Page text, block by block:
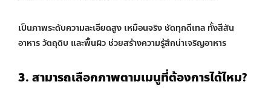
เป็นภาพระดับความละเอียดสูง เหมือนจริง ชัดทุกดีเทล ทั้งสีสัน
อาหาร วัตถุดิบ และพื้นผิว ช่วยสร้างความรู้สึกน่าเจริญอาหาร
3. สามารถเลือกภาพตามเมนูที่ต้องการได้ไหม?